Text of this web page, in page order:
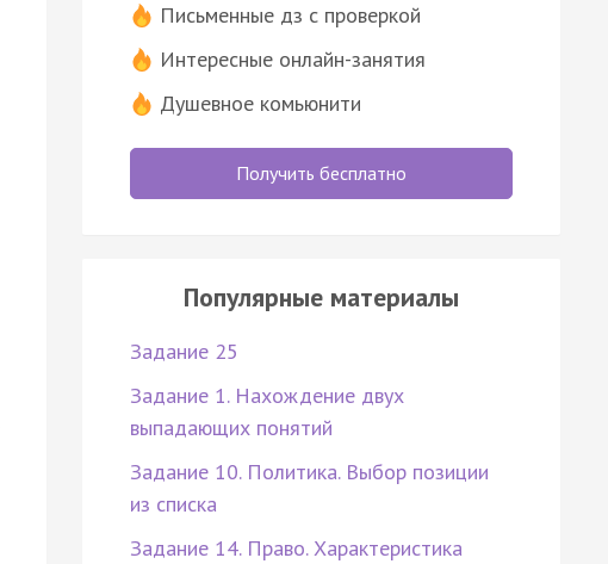
Письменные дз с проверкой
Интересные онлайн-занятия
Душевное комьюнити
Получить бесплатно
Популярные материалы
Задание 25
Задание 1. Нахождение двух
выпадающих понятий
Задание 10. Политика. Выбор позиции
из списка
Задание 14. Право. Характеристика